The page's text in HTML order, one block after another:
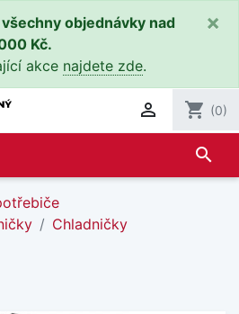
objednávky nad
Kč.
akce najdete zde.
×
 shopping_cart (0)
search
Chladničky